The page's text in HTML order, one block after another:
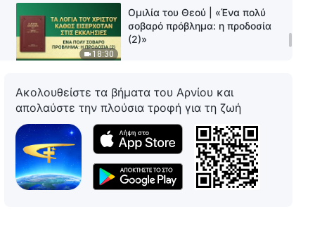
18:30
Ομιλία του Θεού | «Ένα πολύ
σοβαρό πρόβλημα: η προδοσία
(2)»
16:46
Ομιλία του Θεού | «Πρέπει να
σκέφτεστε τις πράξεις σας»
Ομιλία του Θεού | «Ο Θεός
είναι η πηγή της ζωής του
ανθρώπου»
Ακολουθείστε τα βήματα του Αρνίου και
απολαύστε την πλούσια τροφή για τη ζωή